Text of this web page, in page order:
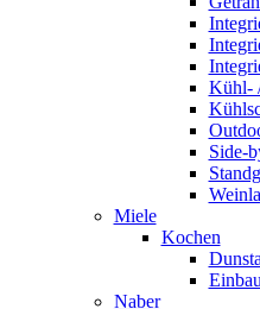
Kühl-
Side-
Miele
Kochen
Naber